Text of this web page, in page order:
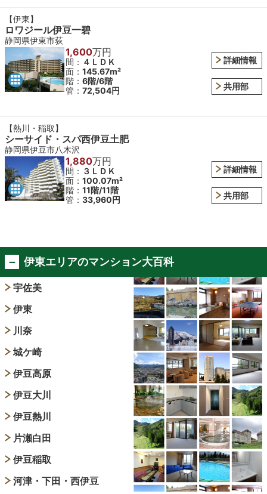
【伊東】
ロワジール伊豆一碧
静岡県伊東市荻
1,600万円
間： ４ＬＤＫ
面： 145.67m²
階： 6階/6階
管： 72,504円
詳細情報
共用部
【熱川・稲取】
シーサイド・スパ西伊豆土肥
静岡県伊豆市八木沢
1,880万円
間： ３ＬＤＫ
面： 100.07m²
階： 11階/11階
管： 33,960円
詳細情報
共用部
伊東エリアのマンション大百科
宇佐美
伊東
川奈
城ケ崎
伊豆高原
伊豆大川
伊豆熱川
片瀬白田
伊豆稲取
河津・下田・西伊豆